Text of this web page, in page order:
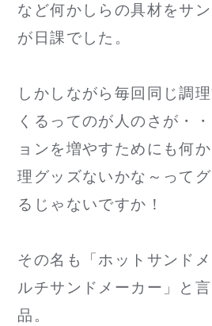
など何かしらの具材をサ
が日課でした。
しかしながら毎回同じ調
くるってのが人のさが・
ョンを増やすためにも何
理グッズないかな～って
るじゃないですか！
その名も「ホットサンド
ルチサンドメーカー」と
品。